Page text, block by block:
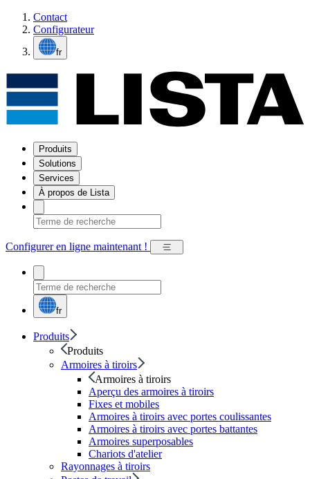
Contact
Configurateur
fr
Produits
Solutions
Services
À propos de Lista
Configurer en ligne maintenant !
fr
Produits
Produits
Armoires à tiroirs
Armoires à tiroirs
Aperçu des armoires à tiroirs
Fixes et mobiles
Armoires à tiroirs avec portes coulissantes
Armoires à tiroirs avec portes battantes
Armoires superposables
Chariots d'atelier
Rayonnages à tiroirs